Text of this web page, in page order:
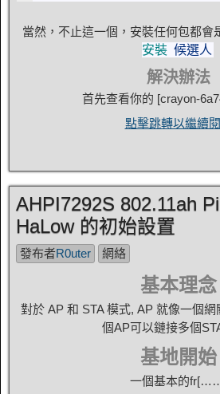
當然，不止這一個，安裝任何包都會
安裝 候選人
解決辦法
首先查看你的 [crayon-
點擊跳轉以繼續
AHPI7292S 802.11ah
HaLow 的初始設置
發布者R0uter 網絡
基本理念
對於 AP 和 STA 模式, AP 就像一個
個AP可以鏈接多個
基地開始
一個基本的